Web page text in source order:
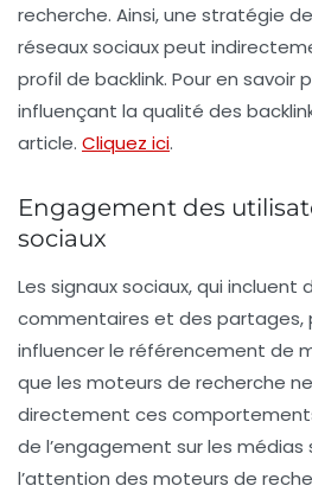
recherche. Ainsi, une stratégie
réseaux sociaux peut
profil de backlink. Pour en savoir
influençant la qualité des
article. Cliquez ici.
Engagement des
sociaux
Les signaux sociaux, qui incluent
commentaires et des partages,
influencer le référencement de
que les moteurs de recherche
directement ces
de l’engagement sur les
l’attention des moteurs de